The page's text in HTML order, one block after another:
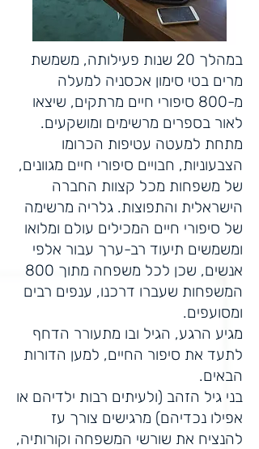
במהלך 20 שנות פעילותה, משמשת
מרים בטי סימון אכסניה למעלה
מ-800 סיפורי חיים מרתקים, שיצאו
לאור בספרים מרשימים ומושקעים.
מתחת למעטה עטיפות הכרומו
הצבעוניות, חבויים סיפורי חיים מגוונים,
של משפחות מכל קצוות החברה
הישראלית והתפוצות. גלריה מרשימה
של סיפורי חיים המכילים עולם ומלואו
ומשמשים תיעוד רב-ערך עבור אלפי
אנשים, שכן לכל משפחה מתוך 800
המשפחות שעברו דרכנו, ענפים רבים
ומסועפים.
מגיע הרגע, הגיל ובו מתעורר הדחף
לתעד את סיפור החיים, למען הדורות
הבאים.
בני גיל הזהב (ולעיתים רבות ילדיהם או
אפילו נכדיהם) מרגישים צורך עז
להנציח את שורשי המשפחה וקורותיה,